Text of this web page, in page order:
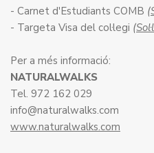
- Carnet d'Estudiants COMB
- Targeta Visa del col·legi
Per a més informació:
NATURALWALKS
Tel. 972 162 029
info@naturalwalks.com
www.naturalwalks.com